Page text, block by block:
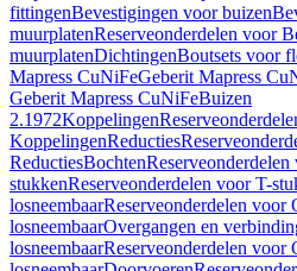
fittingenBevestigingen voor buizen
muurplatenReserveonderdelen voor
muurplatenDichtingenBoutsets voor
Mapress CuNiFeGeberit Mapress
Geberit Mapress CuNiFeBuizen
2.1972Koppelingen
KoppelingenReducties
ReductiesBochten
stukkenReserveonderdelen voor T-
losneembaarReserveonderdelen voor
losneembaarOvergangen en
losneembaarReserveonderdelen voor